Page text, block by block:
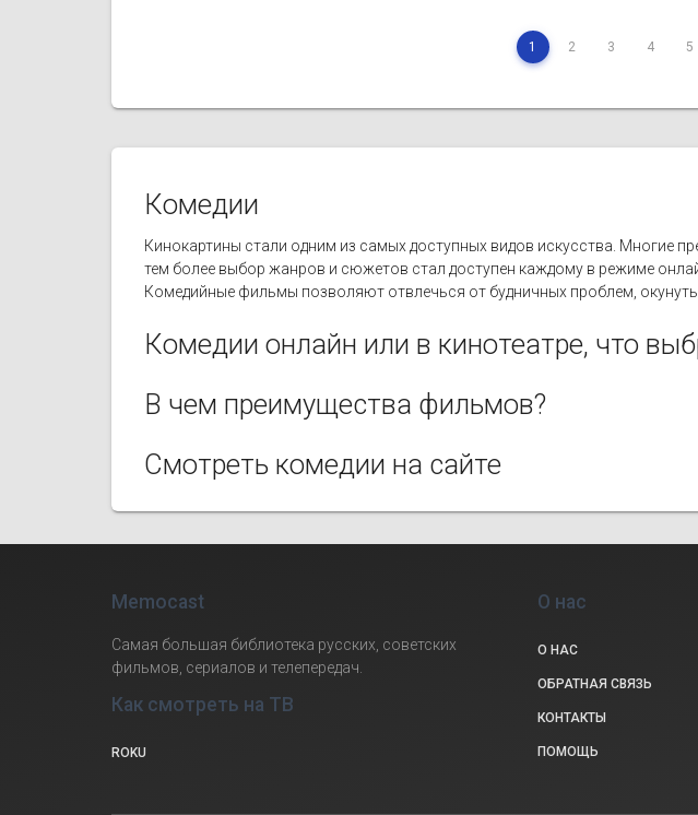
1 2 3 4 5
Комедии
Кинокартины стали одним из самых доступных видов искусства. Многие
тем более выбор жанров и сюжетов стал доступен каждому в режиме
Комедийные фильмы позволяют отвлечься от будничных проблем,
Комедии онлайн или в кинотеатре, что
В чем преимущества фильмов?
Смотреть комедии на сайте
Memocast
Самая большая библиотека русских, советских
фильмов, сериалов и телепередач.
Как смотреть на ТВ
ROKU
О нас
О НАС
ОБРАТНАЯ СВЯЗЬ
КОНТАКТЫ
ПОМОЩЬ